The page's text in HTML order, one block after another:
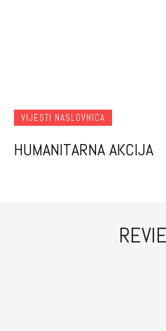
VIJESTI NASLOVNICA
HUMANITARNA AKCIJA